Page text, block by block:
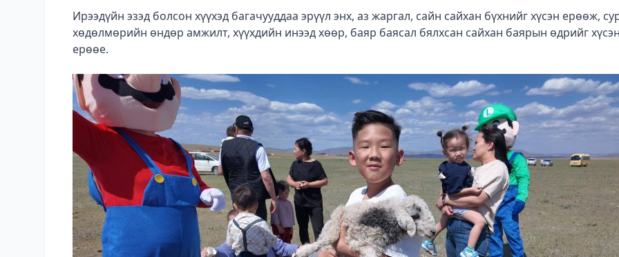
Ирээдүйн эзэд болсон хүүхэд багачууддаа эрүүл энх, аз жаргал, сайн сайхан бүхнийг хүсэн ерөөж,
хөдөлмөрийн өндөр амжилт, хүүхдийн инээд хөөр, баяр баясал бялхсан сайхан баярын өдрийг хүсэн
ерөөе.